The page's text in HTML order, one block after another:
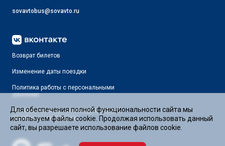
Для обеспечения полной функциональности сайта мы
используем файлы cookie. Продолжая использовать данный
сайт, вы разрешаете использование файлов cookie.
sovavtobus@sovavto.ru
Возврат билетов
Изменение даты поездки
Политика работы с персональными
данными
Условия проезда на международных
автобусных маршрутах